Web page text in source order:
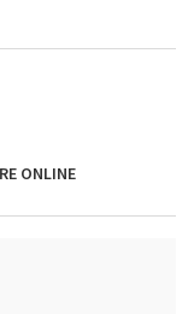
ONLINE